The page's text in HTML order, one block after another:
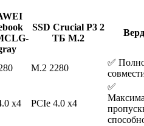
SSD Crucial P3 2
ТБ M.2
M.2 2280
✅
x4 PCIe 4.0 x4
✅